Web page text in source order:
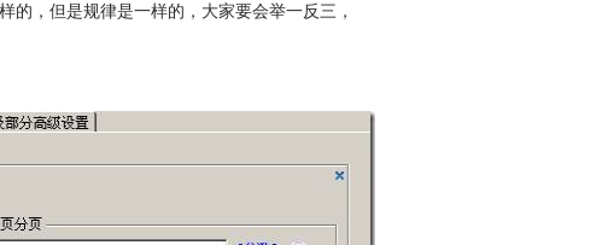
的，但是规律是一样的，大家要会举一反三，